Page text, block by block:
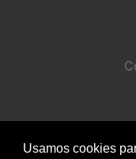
Usamos cookies